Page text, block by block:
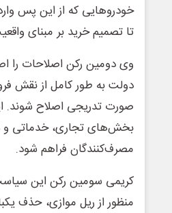
خودروهایی که از این پس
تا تصمیم خرید بر مبنای
وی دومین رکن اصلاحات را
دولت به طور کامل از نقش
صورت تدریجی اصلاح شوند.
بخش‌های تجاری، خدماتی و
مصرف‌کنندگان فراهم شود.
کریمی سومین رکن این سیاست
منظور از ریل موازی، حذف